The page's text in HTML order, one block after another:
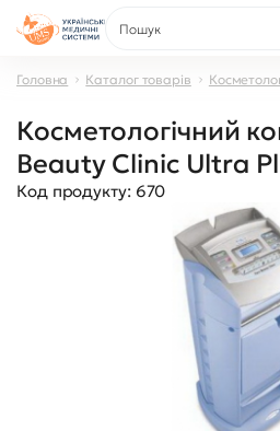
Головна Каталог товарів
Косметологічний
Beauty Clinic Ultra
Код продукту: 670